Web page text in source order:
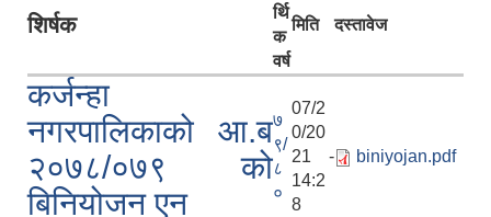
शिर्षक
र्थि
क
वर्ष
मिति दस्तावेज
कर्जन्हा
नगरपालिकाको आ.ब
२०७८/०७९ को
बिनियोजन एन
७
९/
८
०
07/2
0/20
21 -
14:2
8
biniyojan.pdf